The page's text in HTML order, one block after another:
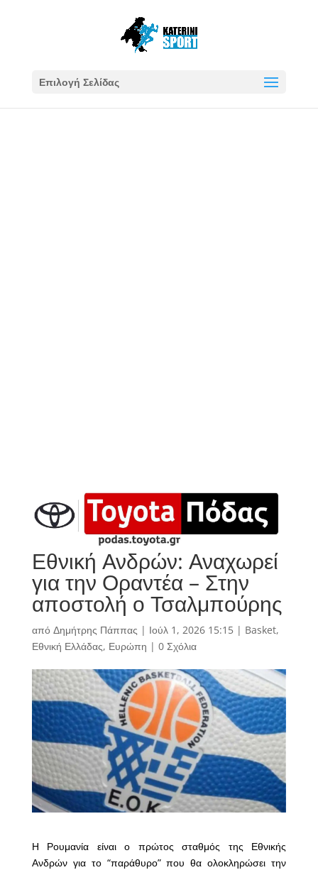
Επιλογή Σελίδας
Εθνική Ανδρών: Αναχωρεί
για την Οραντέα – Στην
αποστολή ο Τσαλμπούρης
από Δημήτρης Πάππας | Ιούλ 1, 2026 15:15| Basket,
Εθνική Ελλάδας, Ευρώπη | 0 Σχόλια
Η Ρουμανία είναι ο πρώτος σταθμός της Εθνικής
Ανδρών για το “παράθυρο” που θα ολοκληρώσει την